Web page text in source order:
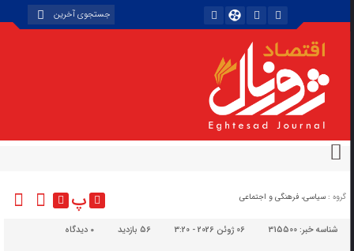
گروه : سیاسی، فرهنگی و اجتماعی پ
شناسه خبر:315500 06 ژوئن 2026 - 3:20 56 بازدید دیدگاه